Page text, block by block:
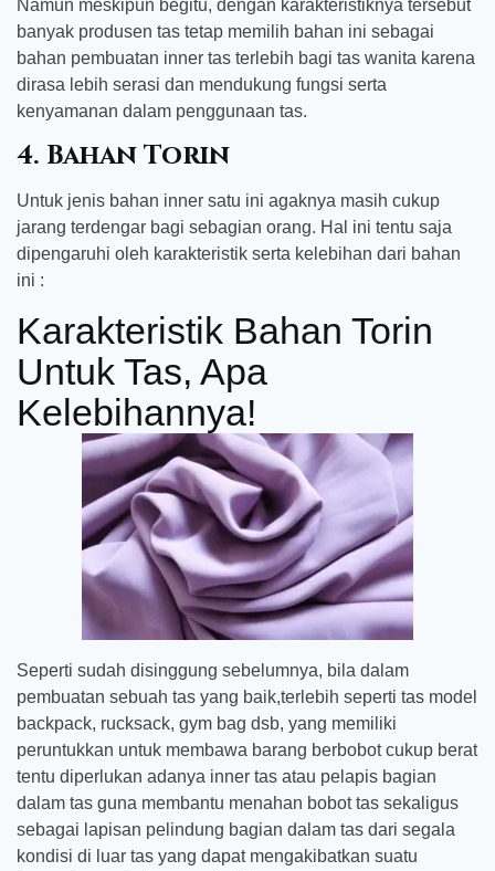
Namun meskipun begitu, dengan karakteristiknya tersebut
banyak produsen tas tetap memilih bahan ini sebagai
bahan pembuatan inner tas terlebih bagi tas wanita karena
dirasa lebih serasi dan mendukung fungsi serta
kenyamanan dalam penggunaan tas.
4. Bahan Torin
Untuk jenis bahan inner satu ini agaknya masih cukup
jarang terdengar bagi sebagian orang. Hal ini tentu saja
dipengaruhi oleh karakteristik serta kelebihan dari bahan
ini :
Karakteristik Bahan Torin
Untuk Tas, Apa
Kelebihannya!
Seperti sudah disinggung sebelumnya, bila dalam
pembuatan sebuah tas yang baik,terlebih seperti tas model
backpack, rucksack, gym bag dsb, yang memiliki
peruntukkan untuk membawa barang berbobot cukup berat
tentu diperlukan adanya inner tas atau pelapis bagian
dalam tas guna membantu menahan bobot tas sekaligus
sebagai lapisan pelindung bagian dalam tas dari segala
kondisi di luar tas yang dapat mengakibatkan suatu